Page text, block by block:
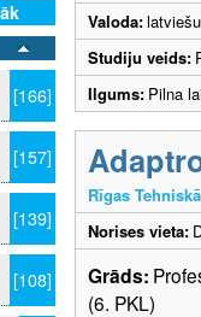
[166]
[157]
[139]
[108]
Valoda:
Studiju veids:
Ilgums: Pilna
Rīgas
Norises vieta:
Grāds:
(6. PKL)